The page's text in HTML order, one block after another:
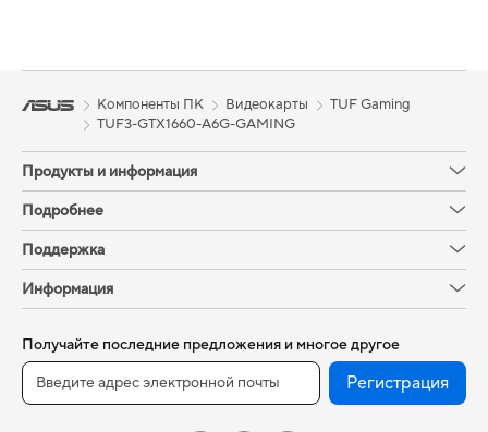
Компоненты ПК Видеокарты
TUF Gaming
TUF3-GTX1660-A6G-GAMING
Продукты и информация
Подробнее
Поддержка
Информация
Получайте последние предложения и многое другое
Регистрация